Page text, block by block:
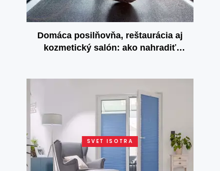
Domáca posilňovňa, reštaurácia aj
kozmetický salón: ako nahradiť
SVET ISOTRA